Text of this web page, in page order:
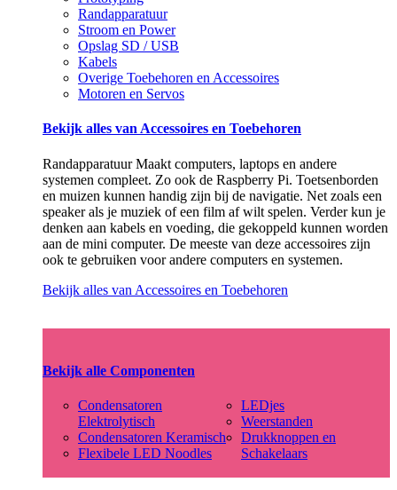
Randapparatuur
Stroom en Power
Opslag SD / USB
Kabels
Overige Toebehoren en Accessoires
Motoren en Servos
Bekijk alles van Accessoires en Toebehoren
Randapparatuur Maakt computers, laptops en andere
systemen compleet. Zo ook de Raspberry Pi. Toetsenborden
en muizen kunnen handig zijn bij de navigatie. Net zoals een
speaker als je muziek of een film af wilt spelen. Verder kun je
denken aan kabels en voeding, die gekoppeld kunnen worden
aan de mini computer. De meeste van deze accessoires zijn
ook te gebruiken voor andere computers en systemen.
Bekijk alles van Accessoires en Toebehoren
Bekijk alle Componenten
Condensatoren
Elektrolytisch
Condensatoren Keramisch
Flexibele LED Noodles
LEDjes
Weerstanden
Drukknoppen en
Schakelaars